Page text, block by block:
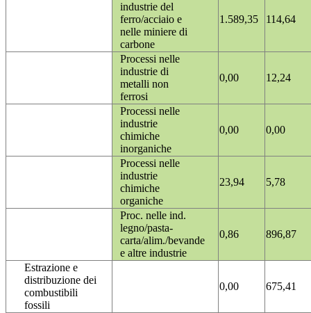
industrie del
ferro/acciaio e
nelle miniere di
carbone
1.589,35 114,64
Processi nelle
industrie di
metalli non
ferrosi
0,00 12,24
Processi nelle
industrie
chimiche
inorganiche
0,00 0,00
Processi nelle
industrie
chimiche
organiche
23,94 5,78
Proc. nelle ind.
legno/pasta-
carta/alim./bevande
e altre industrie
0,86 896,87
Estrazione e
distribuzione dei
combustibili
fossili
0,00 675,41